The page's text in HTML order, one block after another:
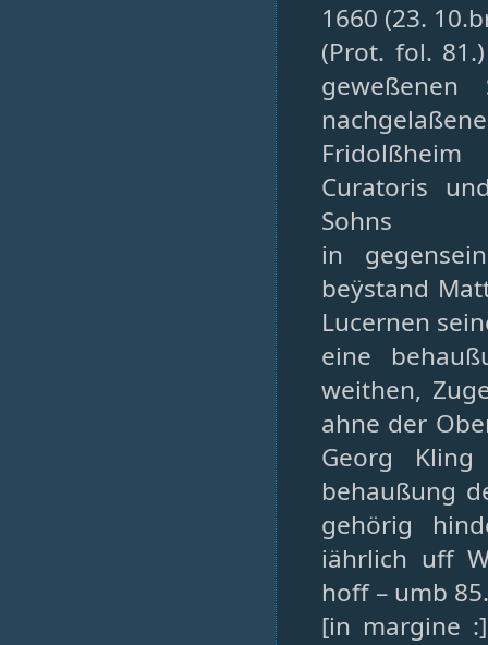
1660 (23.
(Prot. fol.
Curatoris
Sohns
in
beÿstand
Lucernen
eine
weithen,
ahne der
Georg
behaußung
gehörig
iährlich uff
hoff – umb
[in margine